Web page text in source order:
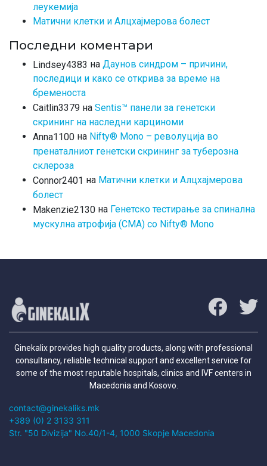
леукемија
Матични клетки и Алцхајмерова болест
Последни коментари
Lindsey4383 на Даунов синдром – причини,
последици и како се открива за време на
бременоста
Caitlin3379 на Sentis™ панели за генетски
скрининг на наследни карциноми
Anna1100 на Nifty® Mono – револуција во
пренаталниот генетски скрининг за туберозна
склероза
Connor2401 на Матични клетки и Алцхајмерова
болест
Makenzie2130 на Генетско тестирање за спинална
мускулна атрофија (СМА) со Nifty® Mono
Ginekalix provides high quality products, along with professional
consultancy, reliable technical support and excellent service for
some of the most reputable hospitals, clinics and IVF centers in
Macedonia and Kosovo.
contact@ginekaliks.mk
+389 (0) 2 3133 311
Str. "50 Divizija" No.40/1-4, 1000 Skopje Macedonia